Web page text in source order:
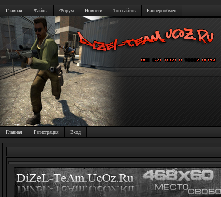
Главная Файлы Форум Новости Топ сайтов Баннерообмен
Главная Регистрация Вход